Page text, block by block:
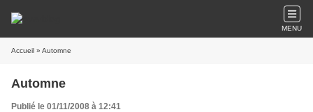
MENU
Accueil » Automne
Automne
Publié le 01/11/2008 à 12:41